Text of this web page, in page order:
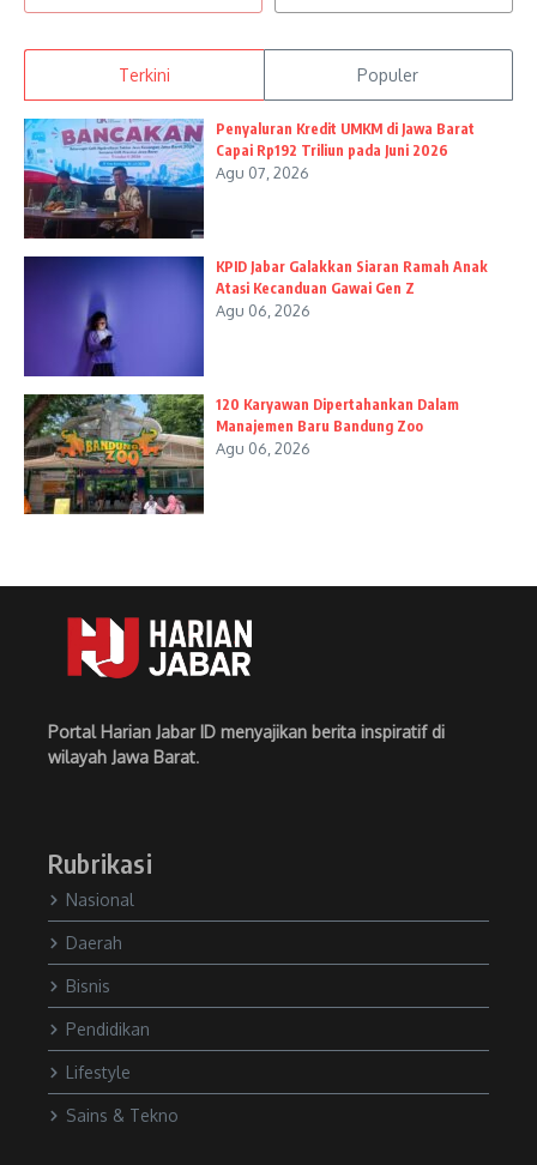
Terkini Populer
Penyaluran Kredit UMKM di Jawa Barat
Capai Rp192 Triliun pada Juni 2026
Agu 07, 2026
KPID Jabar Galakkan Siaran Ramah Anak
Atasi Kecanduan Gawai Gen Z
Agu 06, 2026
120 Karyawan Dipertahankan Dalam
Manajemen Baru Bandung Zoo
Agu 06, 2026
Portal Harian Jabar ID menyajikan berita inspiratif di
wilayah Jawa Barat.
Rubrikasi
Nasional
Daerah
Bisnis
Pendidikan
Lifestyle
Sains & Tekno